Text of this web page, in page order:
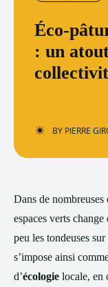
Éco-
: un
BY PIERRE
Dans de nombreuses
espaces verts
peu les tondeuses
s’impose ainsi
d’écologie locale, en